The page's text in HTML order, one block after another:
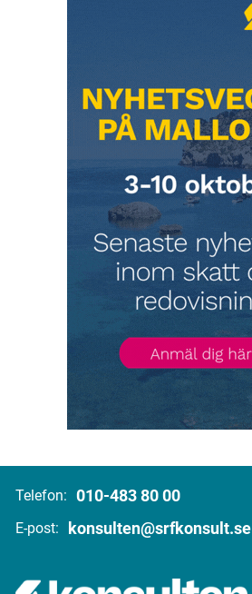
Telefon: 010-483 80 00
E-post: konsulten@srfkonsult.se